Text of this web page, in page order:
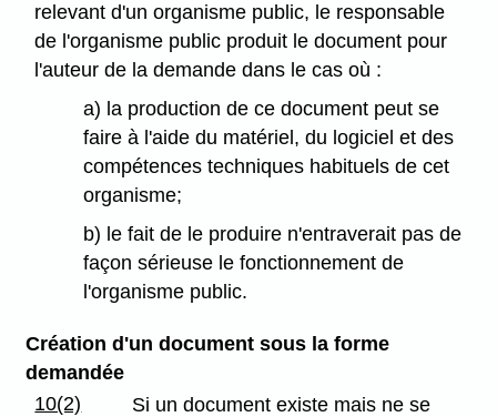
relevant d'un organisme public, le responsable
de l'organisme public produit le document pour
l'auteur de la demande dans le cas où :
a) la production de ce document peut se
faire à l'aide du matériel, du logiciel et des
compétences techniques habituels de cet
organisme;
b) le fait de le produire n'entraverait pas de
façon sérieuse le fonctionnement de
l'organisme public.
Création d'un document sous la forme
demandée
10(2)
Si un document existe mais ne se